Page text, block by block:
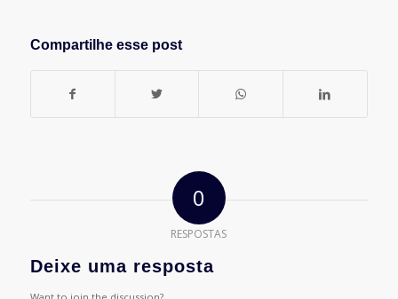
Compartilhe esse post
0
RESPOSTAS
Deixe uma resposta